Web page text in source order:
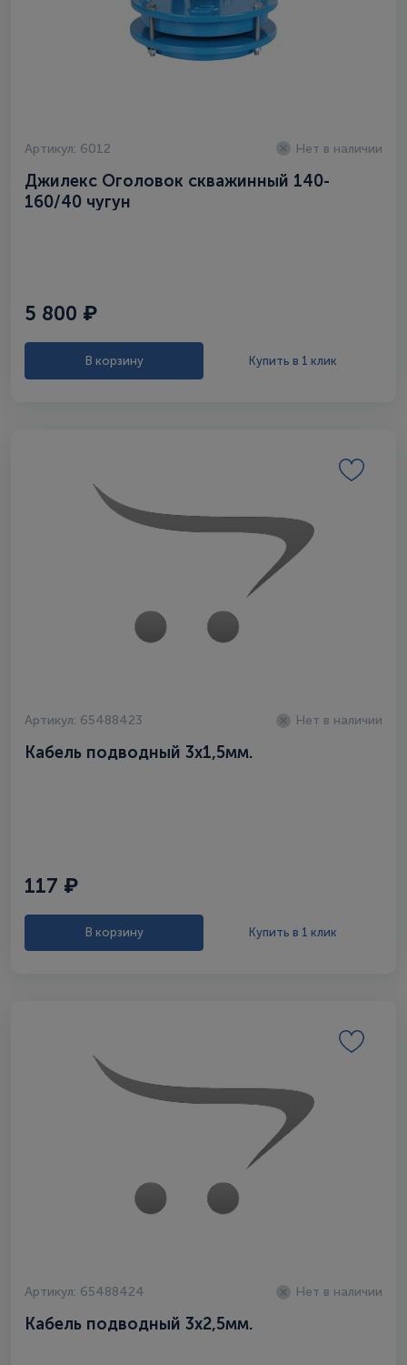
Артикул: 6012 Нет в наличии
Джилекс Оголовок скважинный 140-
160/40 чугун
5 800 ₽
В корзину Купить в 1 клик
Артикул: 65488423 Нет в наличии
Кабель подводный 3х1,5мм.
117 ₽
В корзину Купить в 1 клик
Артикул: 65488424 Нет в наличии
Кабель подводный 3х2,5мм.